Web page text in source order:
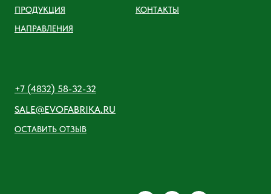
ПРОДУКЦИЯ
НАПРАВЛЕНИЯ
КОНТАКТЫ
+7 (4832) 58-32-32
SALE@EVOFABRIKA.RU
ОСТАВИТЬ ОТЗЫВ